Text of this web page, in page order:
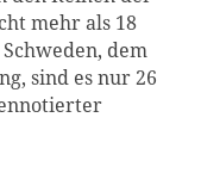
mehr als 18
dem
sind es nur 26